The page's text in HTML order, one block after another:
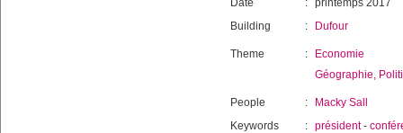
Date : printemps 2017
Building
: Dufour
Theme :
Economie
Géographie,
People :
Macky Sall
Keywords
: président-